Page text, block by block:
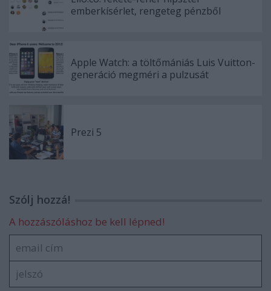
emberkísérlet, rengeteg pénzből
Apple Watch: a töltőmániás Luis Vuitton-
generáció megméri a pulzusát
Prezi 5
Szólj hozzá!
A hozzászóláshoz be kell lépned!